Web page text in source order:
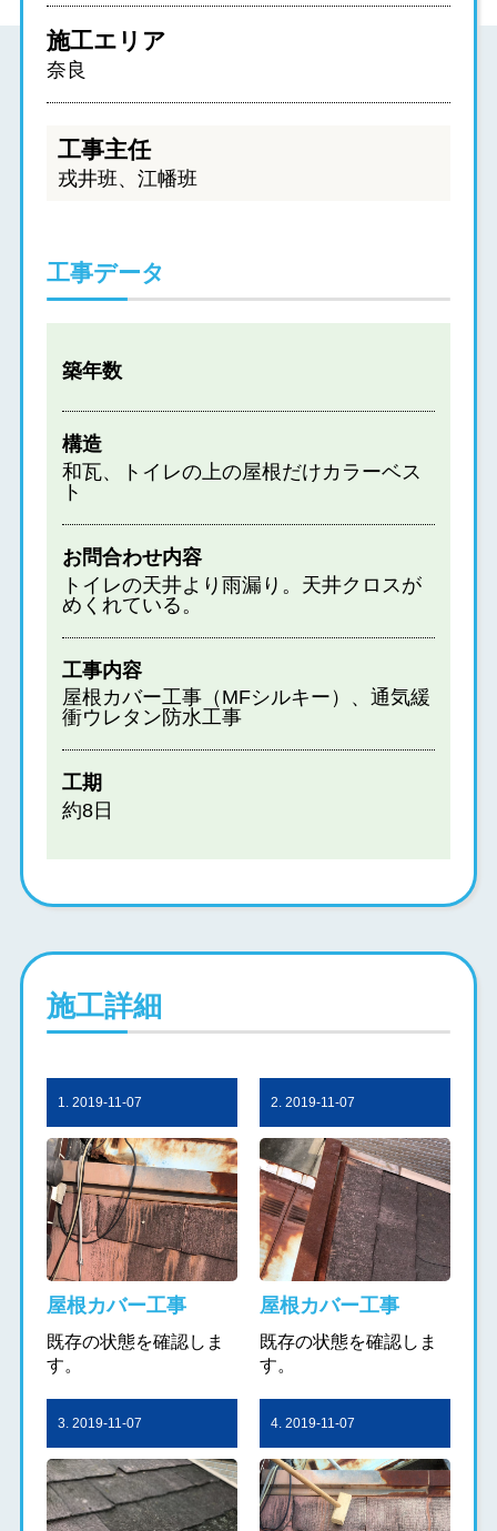
施工エリア
奈良
工事主任
戎井班、江幡班
工事データ
築年数
構造
和瓦、トイレの上の屋根だけカラーベス
ト
お問合わせ内容
トイレの天井より雨漏り。天井クロスが
めくれている。
工事内容
屋根カバー工事（MFシルキー）、通気緩
衝ウレタン防水工事
工期
約8日
施工詳細
1. 2019-11-07
屋根カバー工事
既存の状態を確認しま
す。
2. 2019-11-07
屋根カバー工事
既存の状態を確認しま
す。
3. 2019-11-07 4. 2019-11-07